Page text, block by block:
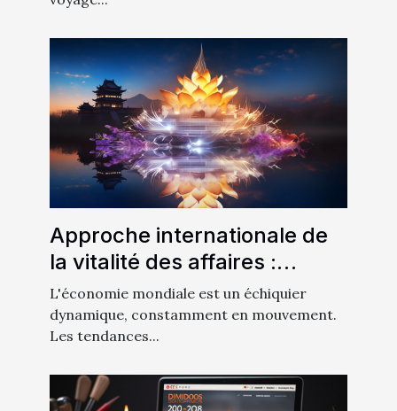
Approche internationale de
la vitalité des affaires :
Comparaison entre l'Europe
et l'Asie
L'économie mondiale est un échiquier
dynamique, constamment en mouvement.
Les tendances...